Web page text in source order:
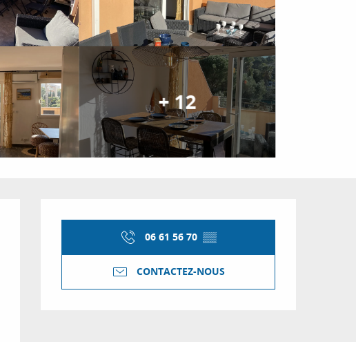
+ 12
Ouverture et
06 61 56 70 ▒▒
CONTACTEZ-NOUS